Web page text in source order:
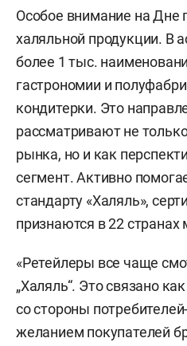
Особое внимание на Дне
халяльной продукции. В
более 1 тыс.
гастрономии и
кондитерки. Это
рассматривают не
рынка, но и как
сегмент. Активно
стандарту «Халяль»,
признаются в 22 странах
«Ретейлеры все чаще
„Халяль“. Это связано
со стороны
желанием покупателей